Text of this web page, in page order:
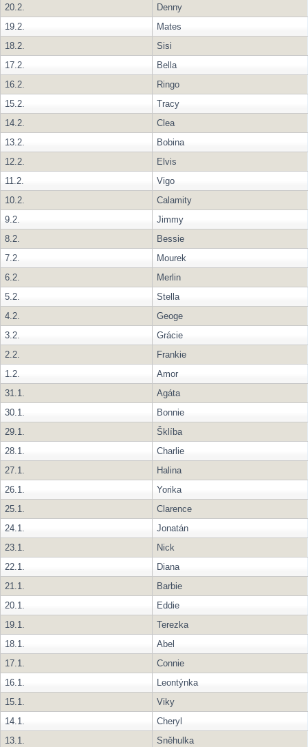
20.2.
Denny
19.2.
Mates
18.2.
Sisi
17.2.
Bella
16.2.
Ringo
15.2.
Tracy
14.2.
Clea
13.2.
Bobina
12.2.
Elvis
11.2.
Vigo
10.2.
Calamity
9.2.
Jimmy
8.2.
Bessie
7.2.
Mourek
6.2.
Merlin
5.2.
Stella
4.2.
Geoge
3.2.
Grácie
2.2.
Frankie
1.2.
Amor
31.1.
Agáta
30.1.
Bonnie
29.1.
Šklíba
28.1.
Charlie
27.1.
Halina
26.1.
Yorika
25.1.
Clarence
24.1.
Jonatán
23.1.
Nick
22.1.
Diana
21.1.
Barbie
20.1.
Eddie
19.1.
Terezka
18.1.
Abel
17.1.
Connie
16.1.
Leontýnka
15.1.
Viky
14.1.
Cheryl
13.1.
Sněhulka